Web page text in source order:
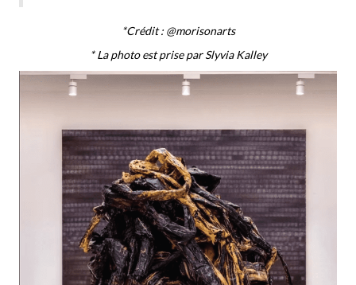
*Crédit : @morisonarts
* La photo est prise par Slyvia Kalley